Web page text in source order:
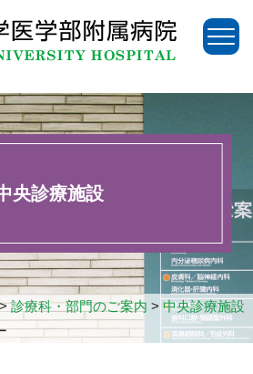
央診療施設
診療科・部門のご案内 > 中央診療施設